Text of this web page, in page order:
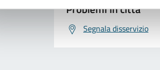
Problemi in città
Segnala disservizio